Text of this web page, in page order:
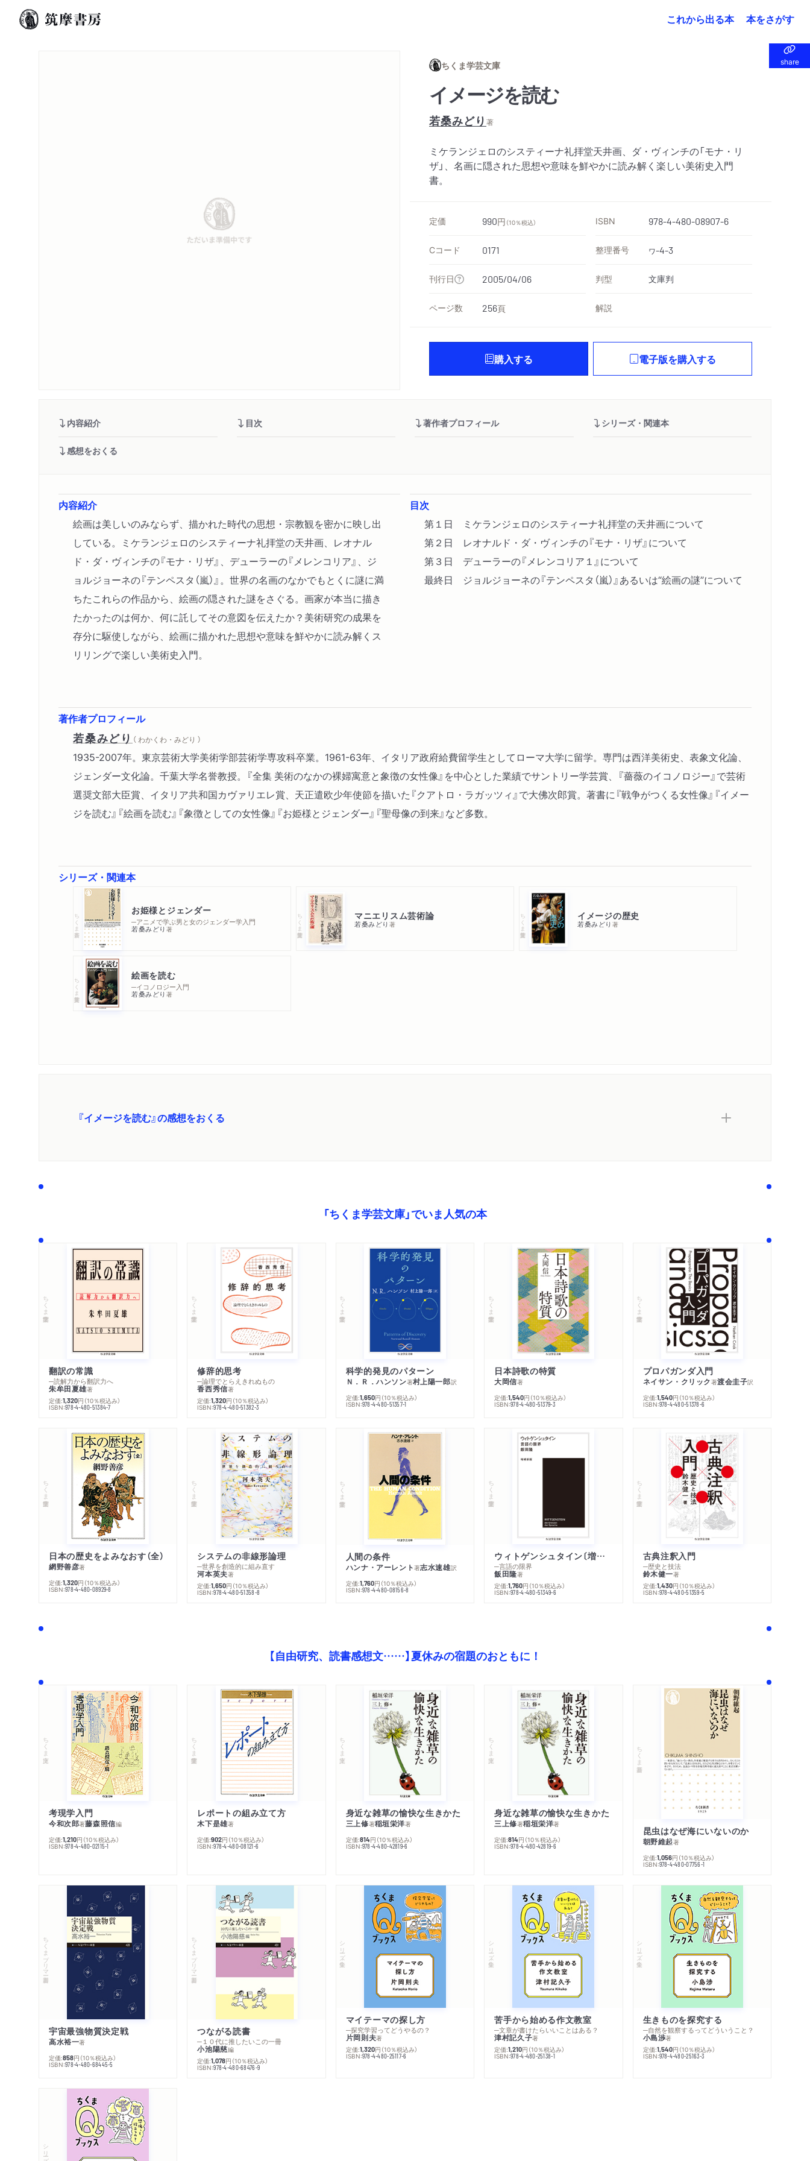
これから出る本 本をさがす
share
share
ちくま学芸文庫
イメージを読む
若桑みどり 著
ミケランジェロのシスティーナ礼拝堂天井画、ダ・ヴィンチの「モナ・リ
ザ」、名画に隠された思想や意味を鮮やかに読み解く楽しい美術史入門
書。
定価 990円 （10％税込） ISBN 978-4-480-08907-6
Cコード 0171 整理番号 ワ-4-3
刊行日 2005/04/06 判型 文庫判
ページ数 256頁 解説
購入する 電子版を購入する
内容紹介 目次 著作者プロフィール シリーズ・関連本
感想をおくる
内容紹介
絵画は美しいのみならず、描かれた時代の思想・宗教観を密かに映し出
している。ミケランジェロのシスティーナ礼拝堂の天井画、レオナル
ド・ダ・ヴィンチの『モナ・リザ』、デューラーの『メレンコリア』、ジ
ョルジョーネの『テンペスタ（嵐）』。世界の名画のなかでもとくに謎に満
ちたこれらの作品から、絵画の隠された謎をさぐる。画家が本当に描き
たかったのは何か、何に託してその意図を伝えたか？美術研究の成果を
存分に駆使しながら、絵画に描かれた思想や意味を鮮やかに読み解くス
リリングで楽しい美術史入門。
目次
第１日 ミケランジェロのシスティーナ礼拝堂の天井画について
第２日 レオナルド・ダ・ヴィンチの『モナ・リザ』について
第３日 デューラーの『メレンコリア１』について
最終日 ジョルジョーネの『テンペスタ（嵐）』あるいは“絵画の謎”について
著作者プロフィール
若桑みどり （ わかくわ・みどり ）
1935-2007年。東京芸術大学美術学部芸術学専攻科卒業。1961-63年、イタリア政府給費留学生としてローマ大学に留学。専門は西洋美術史、表象文化論、
ジェンダー文化論。千葉大学名誉教授。『全集 美術のなかの裸婦寓意と象徴の女性像』を中心とした業績でサントリー学芸賞、『薔薇のイコノロジー』で芸術
選奨文部大臣賞、イタリア共和国カヴァリエレ賞、天正遣欧少年使節を描いた『クアトロ・ラガッツィ』で大佛次郎賞。著書に『戦争がつくる女性像』『イメー
ジを読む』『絵画を読む』『象徴としての女性像』『お姫様とジェンダー』『聖母像の到来』など多数。
シリーズ・関連本
ちくま新書 お姫様とジェンダー
─アニメで学ぶ男と女のジェンダー学入門
若桑みどり著
ちくま学芸文庫 マニエリスム芸術論
若桑みどり 著 ちくま学芸文庫 イメージの歴史
若桑みどり 著
ちくま学芸文庫 絵画を読む
─イコノロジー入門
若桑みどり 著
『イメージを読む』の感想をおくる
「ちくま学芸文庫」でいま人気の本
ちくま学芸文庫
翻訳の常識
─読解力から翻訳力へ
朱牟田夏雄著
定価:1,320円 （10％税込み）
ISBN:978-4-480-51384-7
ちくま学芸文庫
修辞的思考
─論理でとらえきれぬもの
香西秀信著
定価:1,320円 （10％税込み）
ISBN:978-4-480-51382-3
ちくま学芸文庫
科学的発見のパターン
Ｎ．Ｒ．ハンソン著村上陽一郎訳
定価:1,650円 （10％税込み）
ISBN:978-4-480-51357-1
ちくま学芸文庫
日本詩歌の特質
大岡信著
定価:1,540円 （10％税込み）
ISBN:978-4-480-51379-3
ちくま学芸文庫
プロパガンダ入門
ネイサン・クリック著渡会圭子訳
定価:1,540円 （10％税込み）
ISBN:978-4-480-51378-6
ちくま学芸文庫
日本の歴史をよみなおす（全）
網野善彦著
定価:1,320円 （10％税込み）
ISBN:978-4-480-08929-8
ちくま学芸文庫
システムの非線形論理
─世界を創造的に組み直す
河本英夫著
定価:1,650円 （10％税込み）
ISBN:978-4-480-51358-8
ちくま学芸文庫
人間の条件
ハンナ・アーレント著志水速雄訳
定価:1,760円 （10％税込み）
ISBN:978-4-480-08156-8
ちくま学芸文庫
ウィトゲンシュタイン〔増補新版〕
─言語の限界
飯田隆著
定価:1,760円 （10％税込み）
ISBN:978-4-480-51349-6
ちくま学芸文庫
古典注釈入門
─歴史と技法
鈴木健一著
定価:1,430円 （10％税込み）
ISBN:978-4-480-51359-5
【自由研究、読書感想文……】夏休みの宿題のおともに！
ちくま文庫
考現学入門
今和次郎著藤森照信編
定価:1,210円 （10％税込み）
ISBN:978-4-480-02115-1
ちくま学芸文庫
レポートの組み立て方
木下是雄著
定価:902円 （10％税込み）
ISBN:978-4-480-08121-6
ちくま文庫
身近な雑草の愉快な生きかた
三上修著稲垣栄洋著
定価:814円 （10％税込み）
ISBN:978-4-480-42819-6
ちくま文庫
身近な雑草の愉快な生きかた
三上修著稲垣栄洋著
定価:814円 （10％税込み）
ISBN:978-4-480-42819-6
ちくま新書
昆虫はなぜ海にいないのか
朝野維起著
定価:1,056円 （10％税込み）
ISBN:978-4-480-07756-1
ちくまプリマー新書
宇宙最強物質決定戦
高水裕一著
定価:858円 （10％税込み）
ISBN:978-4-480-68445-5
ちくまプリマー新書
つながる読書
─１０代に推したいこの一冊
小池陽慈編
定価:1,078円 （10％税込み）
ISBN:978-4-480-68476-9
シリーズ・全集
マイテーマの探し方
─探究学習ってどうやるの？
片岡則夫著
定価:1,320円 （10％税込み）
ISBN:978-4-480-25117-6
シリーズ・全集
苦手から始める作文教室
─文章が書けたらいいことはある？
津村記久子著
定価:1,210円 （10％税込み）
ISBN:978-4-480-25138-1
シリーズ・全集
生きものを探究する
─自然を観察するってどういうこと？
小島渉著
定価:1,540円 （10％税込み）
ISBN:978-4-480-25163-3
シリーズ・全集